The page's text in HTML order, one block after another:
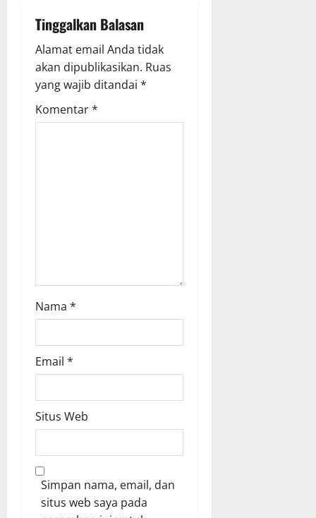
i
g
a
t
Tinggalkan Balasan
Alamat email Anda tidak
akan dipublikasikan. Ruas
yang wajib ditandai *
Komentar*
Nama *
Email *
Situs Web
Simpan nama, email, dan
situs web saya pada